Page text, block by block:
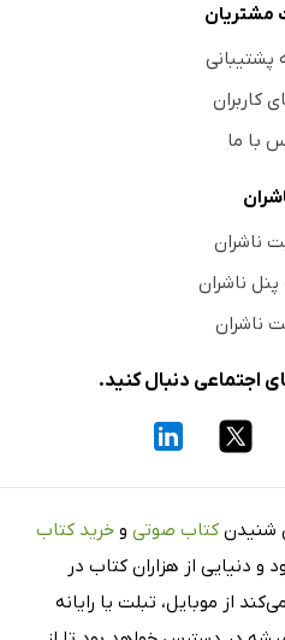
مشتریان
پشتیبانی
کاربران
با ما
ناشران
پنل ناشران
ناشران
اجتماعی دنبال کنید.
شنیدن کتاب صوتی و خرید کتاب
و دنیایی از هزاران کتاب در
از موبایل، تبلت یا رایانه